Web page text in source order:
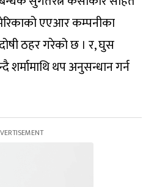
एएआर कम्पनीका
ठहर गरेको छ । र, घुस
थप अनुसन्धान गर्न